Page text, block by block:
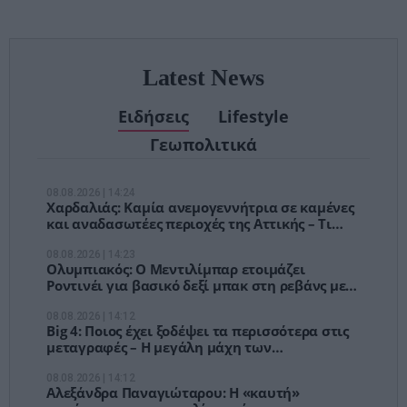
Latest News
Ειδήσεις
Lifestyle
Γεωπολιτικά
Χαρδαλιάς: Καμία ανεμογεννήτρια σε καμένες
και αναδασωτέες περιοχές της Αττικής – Τι
Ολυμπιακός: Ο Μεντιλίμπαρ ετοιμάζει
Ροντινέι για βασικό δεξί μπακ στη ρεβάνς με
Big 4: Ποιος έχει ξοδέψει τα περισσότερα στις
μεταγραφές – Η μεγάλη μάχη των
Αλεξάνδρα Παναγιώταρου: Η «καυτή»